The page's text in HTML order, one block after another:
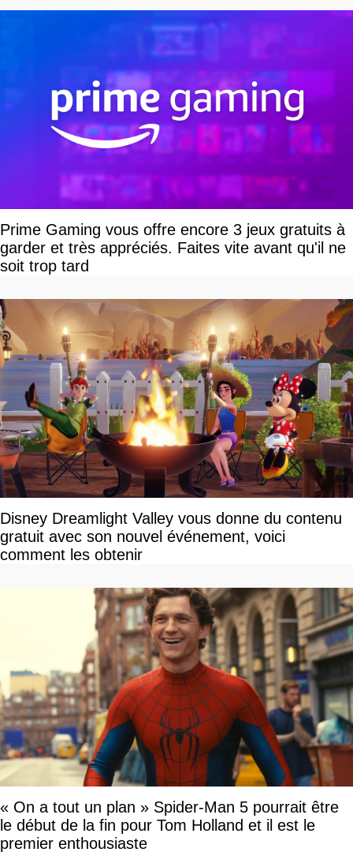
Prime Gaming vous offre encore 3 jeux gratuits à
garder et très appréciés. Faites vite avant qu'il ne
soit trop tard
Disney Dreamlight Valley vous donne du contenu
gratuit avec son nouvel événement, voici
comment les obtenir
« On a tout un plan » Spider-Man 5 pourrait être
le début de la fin pour Tom Holland et il est le
premier enthousiaste